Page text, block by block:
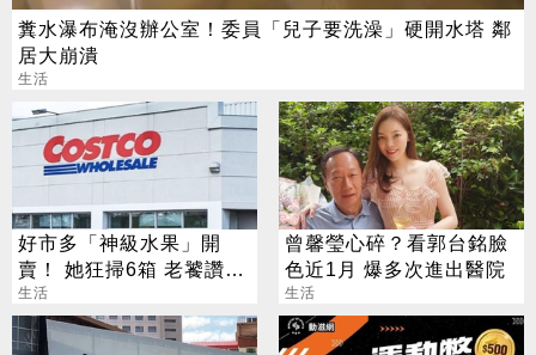
糞水瀑布淹沒辦公室！委員「兒子要洗澡」硬開水塔 鄰
居大崩潰
生活
好市多「神級水果」開
賣！ 她狂掃6箱 老饕讚：
很甜還噴汁
生活
曾馨瑩心碎？看郭台銘臉
色近1月 爆多次進出醫院
生活